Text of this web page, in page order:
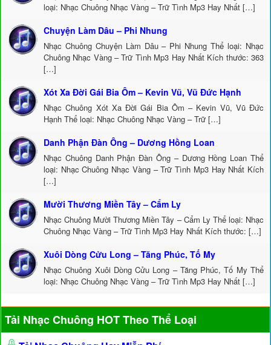
loại: Nhạc Chuông Nhạc Vàng – Trữ Tình Mp3 Hay Nhất […]
Chuyện Làm Dâu – Phi Nhung
Nhạc Chuông Chuyện Làm Dâu – Phi Nhung Thể loại: Nhạc
Chuông Nhạc Vàng – Trữ Tình Mp3 Hay Nhất Kích thước: 363
[…]
Xót Xa Đời Gái Bia Ôm – Kevin Vũ, Vũ Đức Hạnh
Nhạc Chuông Xót Xa Đời Gái Bia Ôm – Kevin Vũ, Vũ Đức
Hạnh Thể loại: Nhạc Chuông Nhạc Vàng – Trữ […]
Danh Phận Đàn Ông – Dương Hồng Loan
Nhạc Chuông Danh Phận Đàn Ông – Dương Hồng Loan Thể
loại: Nhạc Chuông Nhạc Vàng – Trữ Tình Mp3 Hay Nhất Kích
[…]
Mười Thương Miền Tây – Cẩm Ly
Nhạc Chuông Mười Thương Miền Tây – Cẩm Ly Thể loại: Nhạc
Chuông Nhạc Vàng – Trữ Tình Mp3 Hay Nhất Kích thước: […]
Xuôi Dòng Cửu Long – Tăng Phúc, Tố My
Nhạc Chuông Xuôi Dòng Cửu Long – Tăng Phúc, Tố My Thể
loại: Nhạc Chuông Nhạc Vàng – Trữ Tình Mp3 Hay Nhất […]
Tải Nhạc Chuông HOT Theo Thể Loại